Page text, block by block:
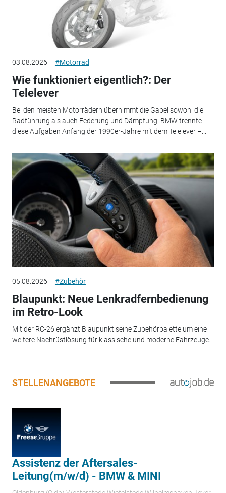
03.08.2026 #Motorrad
Wie funktioniert eigentlich?: Der
Telelever
Bei den meisten Motorrädern übernimmt die Gabel sowohl die
Radführung als auch Federung und Dämpfung. BMW trennte
diese Aufgaben Anfang der 1990er-Jahre mit dem Telelever –...
05.08.2026 #Zubehör
Blaupunkt: Neue Lenkradfernbedienung
im Retro-Look
Mit der RC-26 ergänzt Blaupunkt seine Zubehörpalette um eine
weitere Nachrüstlösung für klassische und moderne Fahrzeuge.
STELLENANGEBOTE
Assistenz der Aftersales-
Leitung(m/w/d) - BMW & MINI